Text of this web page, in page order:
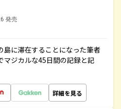
発売
島に滞在することになった筆者
マジカルな45日間の記録と記
詳細を見る